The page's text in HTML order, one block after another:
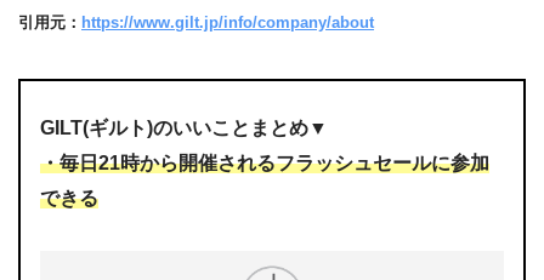
引用元： https://www.gilt.jp/info/company/about
GILT(ギルト)のいいことまとめ▼
・毎日21時から開催されるフラッシュセールに参加
できる